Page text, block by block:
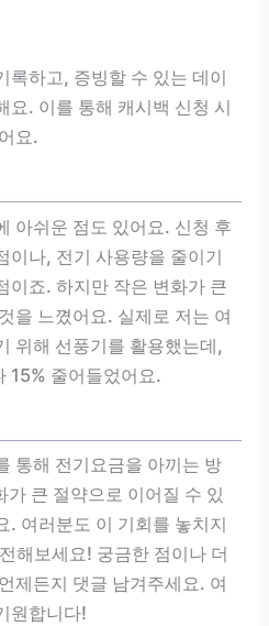
록하고, 증빙할 수 있는 데이
요. 이를 통해 캐시백 신청 시
요.
아쉬운 점도 있어요. 신청 후
이나, 전기 사용량을 줄이기
이죠. 하지만 작은 변화가 큰
을 느꼈어요. 실제로 저는 여
위해 선풍기를 활용했는데,
15% 줄어들었어요.
통해 전기요금을 아끼는 방
큰 절약으로 이어질 수 있
. 여러분도 이 기회를 놓치지
해보세요! 궁금한 점이나 더
제든지 댓글 남겨주세요. 여
원합니다!